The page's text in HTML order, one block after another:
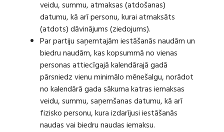
veidu, summu, atmaksas (atdošanas)
datumu, kā arī personu, kurai atmaksāts
(atdots) dāvinājums (ziedojums).
Par partiju saņemtajām iestāšanās naudām un
biedru naudām, kas kopsummā no vienas
personas attiecīgajā kalendārajā gadā
pārsniedz vienu minimālo mēnešalgu, norādot
no kalendārā gada sākuma katras iemaksas
veidu, summu, saņemšanas datumu, kā arī
fizisko personu, kura izdarījusi iestāšanās
naudas vai biedru naudas iemaksu.